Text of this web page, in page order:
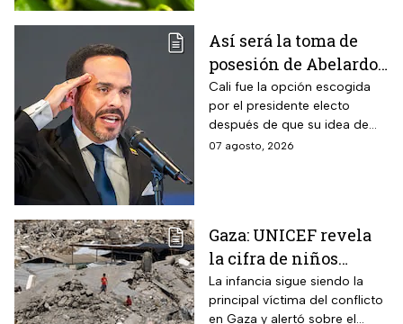
Así será la toma de
posesión de Abelardo
De La Espriella en
Cali, Colombia: fecha,
hora y dónde ver
Cali fue la opción escogida
por el presidente electo
después de que su idea de
hacerlo en una guarnición
07 agosto, 2026
Gaza: UNICEF revela
la cifra de niños
muertos tras alto al
fuego
La infancia sigue siendo la
principal víctima del conflicto
en Gaza y alertó sobre el